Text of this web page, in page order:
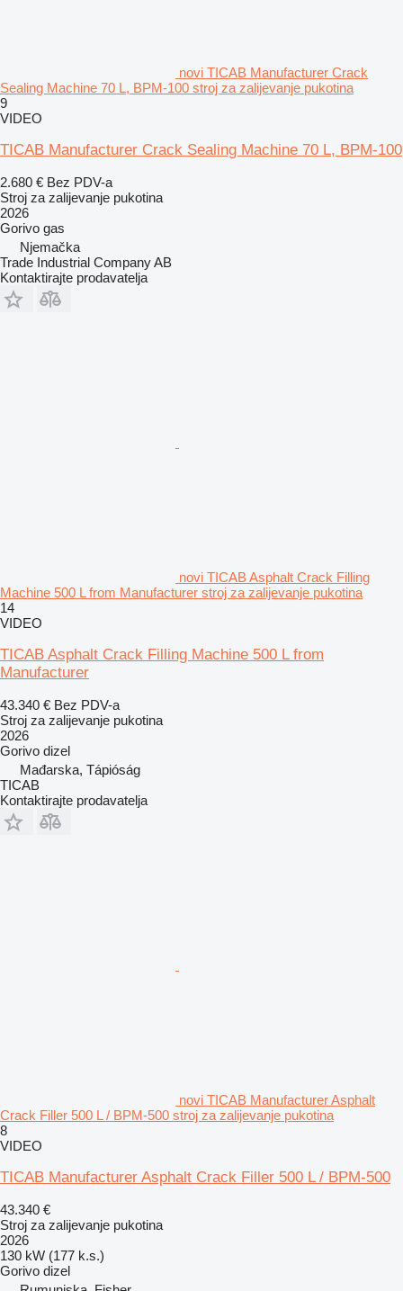
novi TICAB Manufacturer Crack
Sealing Machine 70 L, BPM-100 stroj za zalijevanje pukotina
9
VIDEO
TICAB Manufacturer Crack Sealing Machine 70 L, BPM-100
2.680 € Bez PDV-a
Stroj za zalijevanje pukotina
2026
Gorivo gas
Njemačka
Trade Industrial Company AB
Kontaktirajte prodavatelja
novi TICAB Asphalt Crack Filling
Machine 500 L from Manufacturer stroj za zalijevanje pukotina
14
VIDEO
TICAB Asphalt Crack Filling Machine 500 L from
Manufacturer
43.340 € Bez PDV-a
Stroj za zalijevanje pukotina
2026
Gorivo dizel
Mađarska, Tápióság
TICAB
Kontaktirajte prodavatelja
novi TICAB Manufacturer Asphalt
Crack Filler 500 L / BPM-500 stroj za zalijevanje pukotina
8
VIDEO
TICAB Manufacturer Asphalt Crack Filler 500 L / BPM-500
43.340 €
Stroj za zalijevanje pukotina
2026
130 kW (177 k.s.)
Gorivo dizel